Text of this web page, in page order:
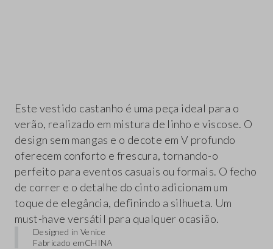
Este vestido castanho é uma peça ideal para o
verão, realizado em mistura de linho e viscose. O
design sem mangas e o decote em V profundo
oferecem conforto e frescura, tornando-o
perfeito para eventos casuais ou formais. O fecho
de correr e o detalhe do cinto adicionam um
toque de elegância, definindo a silhueta. Um
must-have versátil para qualquer ocasião.
Designed in Venice
Fabricado emCHINA